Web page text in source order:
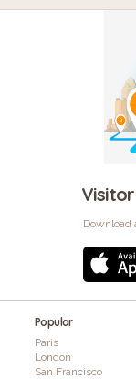
Popular
Paris
London
San Francisco